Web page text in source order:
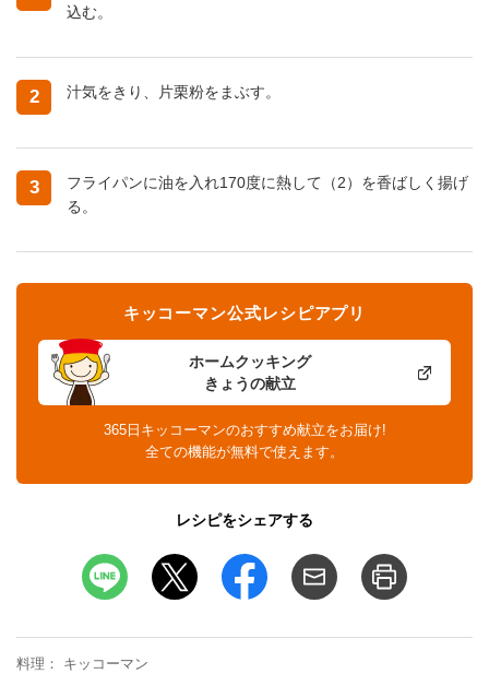
込む。
2 汁気をきり、片栗粉をまぶす。
3
フライパンに油を入れ170度に熱して（2）を香ばしく揚げ
る。
ホームクッキング
きょうの献立
キッコーマン公式レシピアプリ
365日キッコーマンのおすすめ献立をお届け!
全ての機能が無料で使えます。
レシピをシェアする
料理 キッコーマン